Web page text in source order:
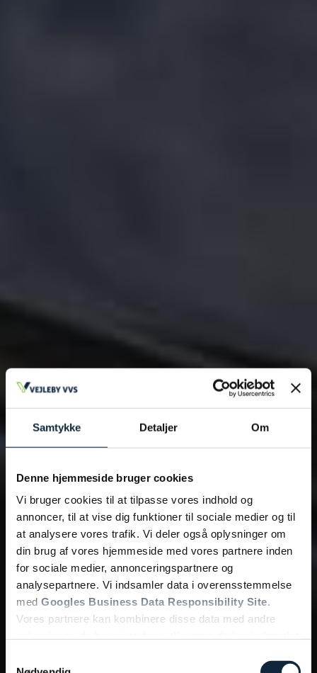
Samtykke Detaljer Om
Denne hjemmeside bruger cookies
Vi bruger cookies til at tilpasse vores indhold og
annoncer, til at vise dig funktioner til sociale medier og til
at analysere vores trafik. Vi deler også oplysninger om
din brug af vores hjemmeside med vores partnere inden
for sociale medier, annonceringspartnere og
analysepartnere. Vi indsamler data i overensstemmelse
med Googles Business Data Responsibility Site.
Vores partnere kan kombinere disse data med andre